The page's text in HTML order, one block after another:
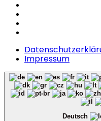
Impressum
Deutsch